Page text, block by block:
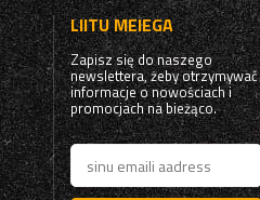
LIITU MEIEGA
Zapisz się do naszego
newslettera, żeby otrzymywać
informacje o nowościach i
promocjach na bieżąco.